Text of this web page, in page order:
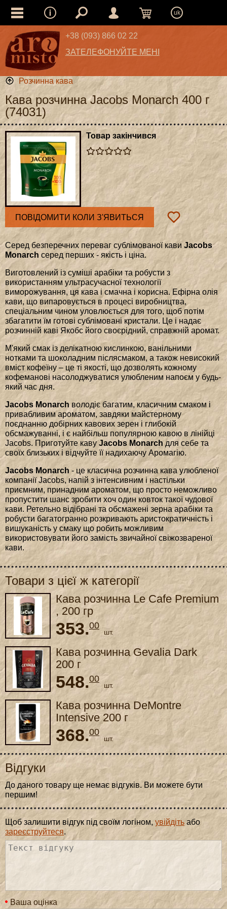
uk
+38 (093) 866 02 22
ЗАТЕЛЕФОНУЙТЕ МЕНІ
Розчинна кава
Кава розчинна Jacobs Monarch 400 г
(74031)
Товар закінчився
ПОВІДОМИТИ КОЛИ З'ЯВИТЬСЯ
Серед безперечних переваг сублімованої кави Jacobs
Monarch серед перших - якість і ціна.
Виготовлений із суміші арабіки та робусти з
використанням ультрасучасної технології
виморожування, ця кава і смачна і корисна. Ефірна олія
кави, що випаровується в процесі виробництва,
спеціальним чином уловлюється для того, щоб потім
збагатити їм готові сублімовані кристали. Це і надає
розчинній каві Якобс його своєрідний, справжній аромат.
М'який смак із делікатною кислинкою, ванільними
нотками та шоколадним післясмаком, а також невисокий
вміст кофеїну – це ті якості, що дозволять кожному
кофеманові насолоджуватися улюбленим напоєм у будь-
який час дня.
Jacobs Monarch володіє багатим, класичним смаком і
привабливим ароматом, завдяки майстерному
поєднанню добірних кавових зерен і глибокій
обсмажуванні, і є найбільш популярною кавою в лінійці
Jacobs. Приготуйте кавуJacobs Monarch для себе та
своїх близьких і відчуйте її надихаючу Аромагію.
Jacobs Monarch - це класична розчинна кава улюбленої
компанії Jacobs, напій з інтенсивним і настільки
приємним, принадним ароматом, що просто неможливо
пропустити шанс зробити хоч один ковток такої чудової
кави. Ретельно відібрані та обсмажені зерна арабіки та
робусти багатогранно розкривають аристократичність і
вишуканість у смаку що робить можливим
використовувати його замість звичайної свіжозвареної
кави.
Товари з цієї ж категорії
Кава розчинна Le Cafe Premium
, 200 гр
353.00
шт.
Кава розчинна Gevalia Dark
200 г
548.00
шт.
Кава розчинна DeMontre
Intensive 200 г
368.00
шт.
Відгуки
До даного товару ще немає відгуків. Ви можете бути
першим!
Щоб залишити відгук під своїм логіном,увійдіть або
зареєструйтеся.
Ваша оцінка